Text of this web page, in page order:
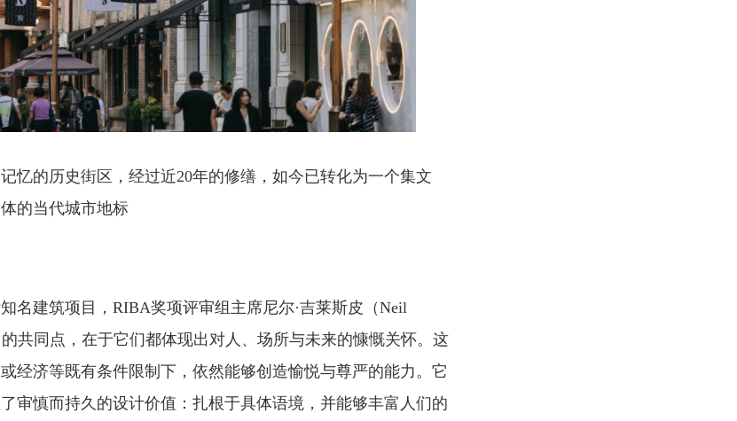
忆的历史街区，经过近20年的修缮，如今已转化为一个集文
的当代城市地标
名建筑项目，RIBA奖项评审组主席尼尔·吉莱斯皮（Neil
共同点，在于它们都体现出对人、场所与未来的慷慨关怀。这
经济等既有条件限制下，依然能够创造愉悦与尊严的能力。它
审慎而持久的设计价值：扎根于具体语境，并能够丰富人们的